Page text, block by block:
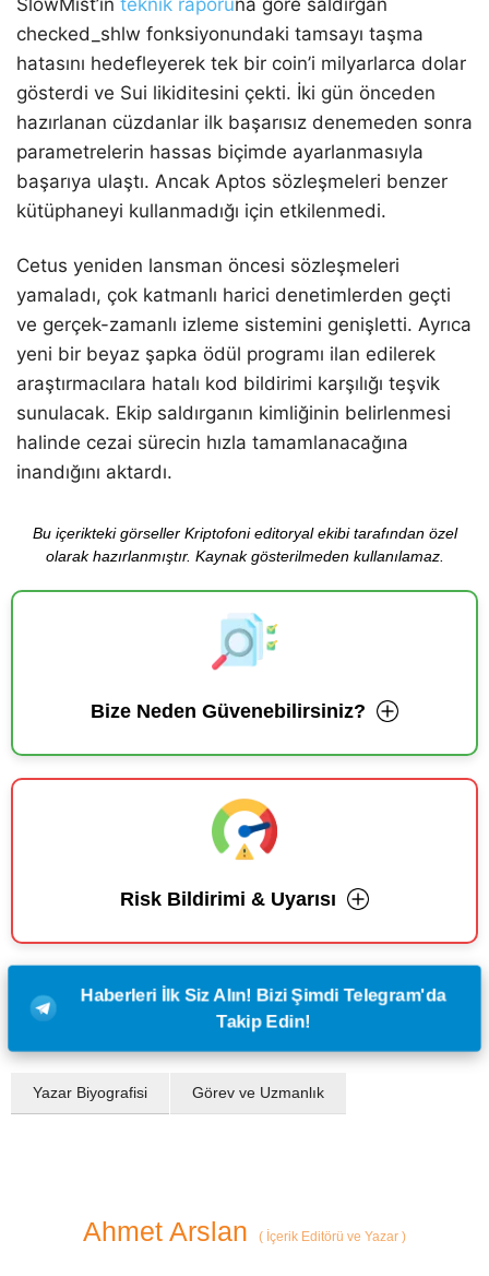
SlowMist’in teknik raporuna göre saldırgan
checked_shlw fonksiyonundaki tamsayı taşma
hatasını hedefleyerek tek bir coin’i milyarlarca dolar
gösterdi ve Sui likiditesini çekti. İki gün önceden
hazırlanan cüzdanlar ilk başarısız denemeden sonra
parametrelerin hassas biçimde ayarlanmasıyla
başarıya ulaştı. Ancak Aptos sözleşmeleri benzer
kütüphaneyi kullanmadığı için etkilenmedi.
Cetus yeniden lansman öncesi sözleşmeleri
yamaladı, çok katmanlı harici denetimlerden geçti
ve gerçek-zamanlı izleme sistemini genişletti. Ayrıca
yeni bir beyaz şapka ödül programı ilan edilerek
araştırmacılara hatalı kod bildirimi karşılığı teşvik
sunulacak. Ekip saldırganın kimliğinin belirlenmesi
halinde cezai sürecin hızla tamamlanacağına
inandığını aktardı.
Bu içerikteki görseller Kriptofoni editoryal ekibi tarafından özel
olarak hazırlanmıştır. Kaynak gösterilmeden kullanılamaz.
Bize Neden Güvenebilirsiniz?
Risk Bildirimi & Uyarısı
Haberleri İlk Siz Alın! Bizi Şimdi Telegram'da
Takip Edin!
Yazar Biyografisi Görev ve Uzmanlık
Ahmet Arslan ( İçerik Editörü ve Yazar )